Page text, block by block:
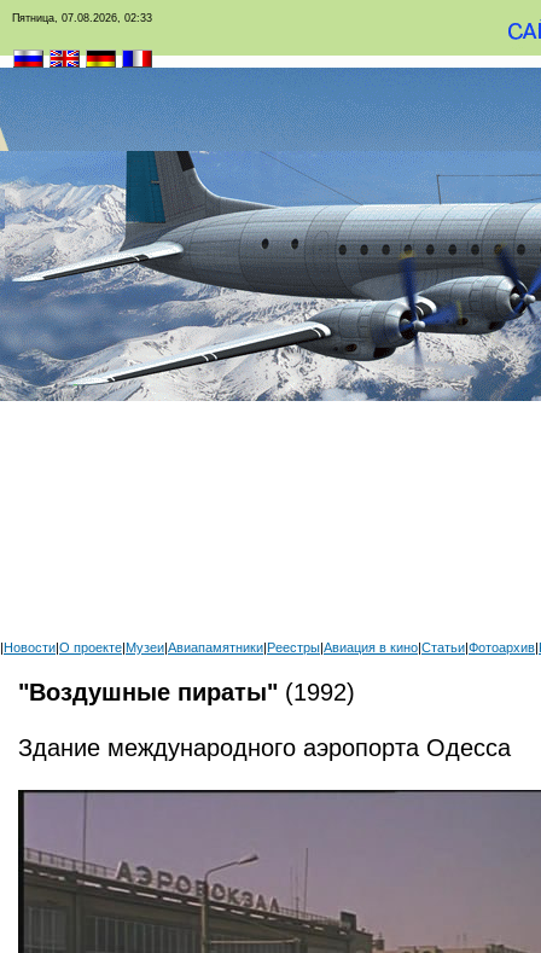
Пятница, 07.08.2026, 02:33
|Новости|О проекте|Музеи|Авиапамятники|Реестры|Авиация в кино|Статьи|Фотоархив|
"Воздушные пираты"(1992)
Здание международного аэропорта Одесса